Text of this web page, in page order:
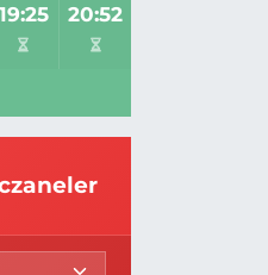
19:25 20:52